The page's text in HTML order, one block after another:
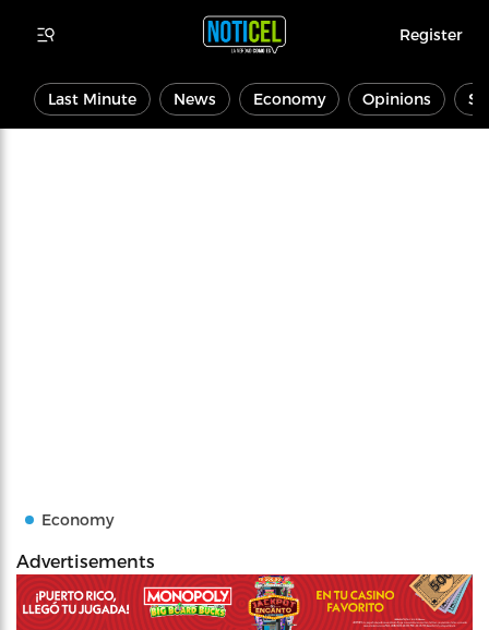
Register
Last Minute News Economy Opinions
Economy
Advertisements